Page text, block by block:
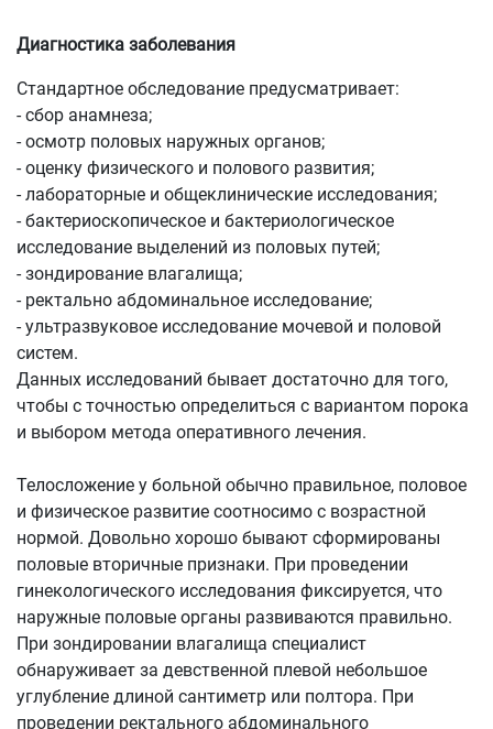
Диагностика заболевания
Стандартное обследование предусматривает:
- сбор анамнеза;
- осмотр половых наружных органов;
- оценку физического и полового развития;
- лабораторные и общеклинические исследования;
- бактериоскопическое и бактериологическое
исследование выделений из половых путей;
- зондирование влагалища;
- ректально абдоминальное исследование;
- ультразвуковое исследование мочевой и половой
систем.
Данных исследований бывает достаточно для того,
чтобы с точностью определиться с вариантом порока
и выбором метода оперативного лечения.
Телосложение у больной обычно правильное, половое
и физическое развитие соотносимо с возрастной
нормой. Довольно хорошо бывают сформированы
половые вторичные признаки. При проведении
гинекологического исследования фиксируется, что
наружные половые органы развиваются правильно.
При зондировании влагалища специалист
обнаруживает за девственной плевой небольшое
углубление длиной сантиметр или полтора. При
проведении ректального абдоминального